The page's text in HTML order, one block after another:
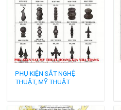
PHỤ KIỆN SẮT NGHỆ
THUẬT, MỸ THUẬT